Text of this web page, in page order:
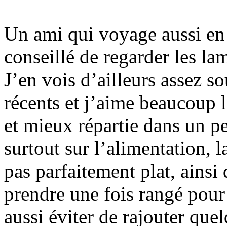
Un ami qui voyage aussi
conseillé de regarder les
J’en vois d’ailleurs assez
récents et j’aime
et mieux répartie dans un
surtout sur l’alimentation,
pas parfaitement plat, ainsi
prendre une fois rangé
aussi éviter de rajouter